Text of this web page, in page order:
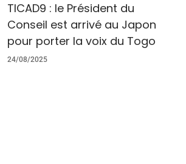
TICAD9 : le Président du
Conseil est arrivé au Japon
pour porter la voix du Togo
24/08/2025